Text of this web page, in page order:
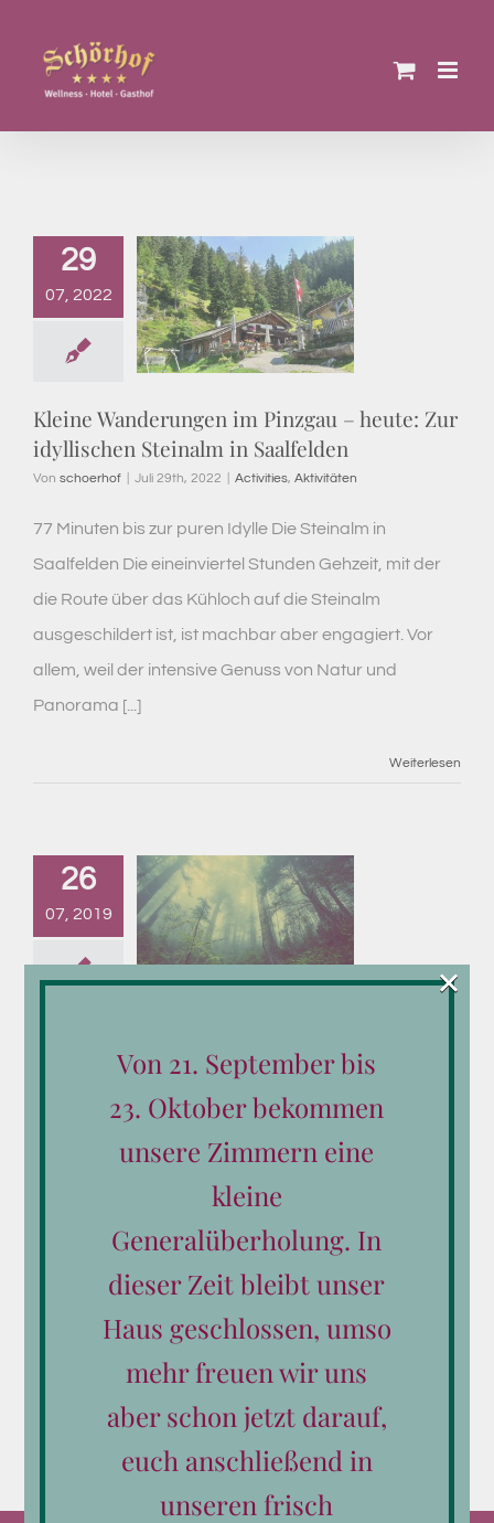
springen
29
07, 2022
Kleine Wanderungen im Pinzgau – heute: Zur
idyllischen Steinalm in Saalfelden
Von schoerhof Juli 29th, 2022 Activities, Aktivitäten
77 Minuten bis zur puren Idylle Die Steinalm in
Saalfelden Die eineinviertel Stunden Gehzeit, mit der
die Route über das Kühloch auf die Steinalm
ausgeschildert ist, ist machbar aber engagiert. Vor
allem, weil der intensive Genuss von Natur und
Panorama [...]
Weiterlesen
26
07, 2019
schoerhof | Juli 26th, 2019 | Tiere
Wenn's im Sommer heiß ist, die Temperaturen der
Vierziger- näher sind als der Dreißigermarke, dann
beantworten unsere Mitarbeiter eine Frage
erleben und der Hitze entfliehen?" Wir erklären, warum
"baden gehen" keineswegs nur [...]
Von 21. September bis
23. Oktober bekommen
unsere Zimmern eine
kleine
Generalüberholung. In
dieser Zeit bleibt unser
Haus geschlossen, umso
mehr freuen wir uns
aber schon jetzt darauf,
euch anschließend in
unseren frisch
×